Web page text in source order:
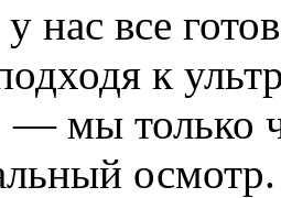
нас все
к
— мы только